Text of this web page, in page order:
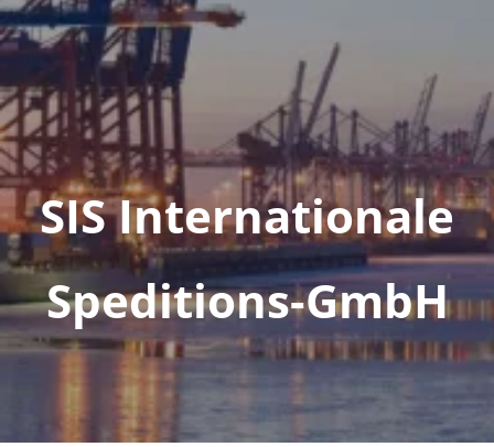
SIS Internationale
Speditions-GmbH